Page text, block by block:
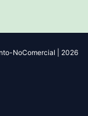
NoComercial | 2026